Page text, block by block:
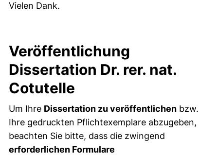
Vielen Dank.
Veröffentlichung
Dissertation Dr. rer. nat.
Cotutelle
Um Ihre Dissertation zu veröffentlichen bzw.
Ihre gedruckten Pflichtexemplare abzugeben,
beachten Sie bitte, dass die zwingend
erforderlichen Formulare